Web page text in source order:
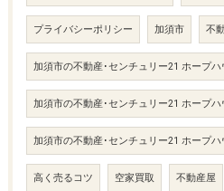
プライバシーポリシー 加須市 不
加須市の不動産･センチュリー21 ホープ
加須市の不動産･センチュリー21 ホープハ
加須市の不動産･センチュリー21 ホープ
高く売るコツ 空家買取 不動産屋